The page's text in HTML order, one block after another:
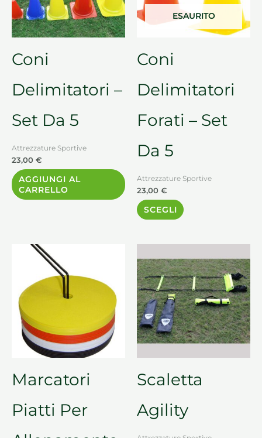
Coni
Delimitatori –
Set Da 5
Attrezzature Sportive
23,00 €
AGGIUNGI AL
CARRELLO
ESAURITO
Coni
Delimitatori
Forati – Set
Da 5
Attrezzature Sportive
23,00 €
SCEGLI
opzioni
possono
nella
pagina
del
prodotto
Marcatori
Piatti Per
Scaletta
Agility